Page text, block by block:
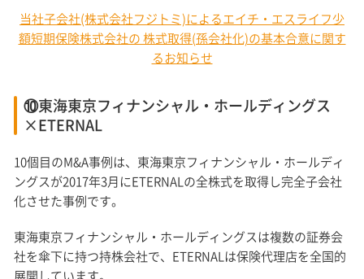
当社子会社(株式会社フジトミ)によるエイチ・エスライフ少
額短期保険株式会社の 株式取得(孫会社化)の基本合意に関す
るお知らせ
⑩東海東京フィナンシャル・ホールディングス
×ETERNAL
10個目のM&A事例は、東海東京フィナンシャル・ホールディ
ングスが2017年3月にETERNALの全株式を取得し完全子会社
化させた事例です。
東海東京フィナンシャル・ホールディングスは複数の証券会
社を傘下に持つ持株会社で、ETERNALは保険代理店を全国的